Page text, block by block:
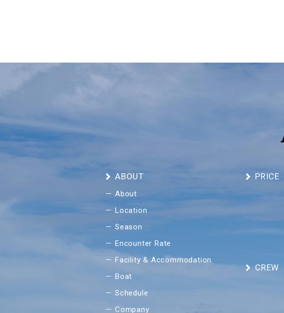
ABOUT
About
Location
Season
Encounter Rate
Facility & Accommodation
Boat
Schedule
Company
PRICE
CREW